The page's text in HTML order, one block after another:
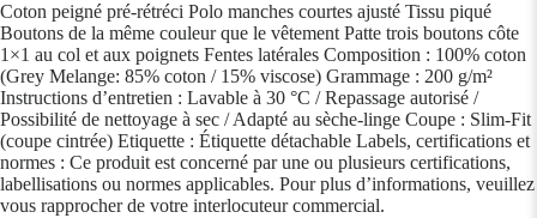
Coton peigné pré-rétréci Polo manches courtes ajusté Tissu piqué
Boutons de la même couleur que le vêtement Patte trois boutons côte
1×1 au col et aux poignets Fentes latérales Composition : 100% coton
(Grey Melange: 85% coton / 15% viscose) Grammage : 200 g/m²
Instructions d’entretien : Lavable à 30 °C / Repassage autorisé /
Possibilité de nettoyage à sec / Adapté au sèche-linge Coupe : Slim-Fit
(coupe cintrée) Etiquette : Étiquette détachable Labels, certifications et
normes : Ce produit est concerné par une ou plusieurs certifications,
labellisations ou normes applicables. Pour plus d’informations, veuillez
vous rapprocher de votre interlocuteur commercial.